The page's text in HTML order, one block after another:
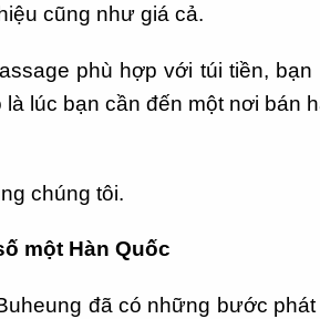
cũng như giá cả.
phù hợp với túi tiền,
lúc bạn cần đến một nơi bán
chúng tôi.
một Hàn Quốc
đã có những bước